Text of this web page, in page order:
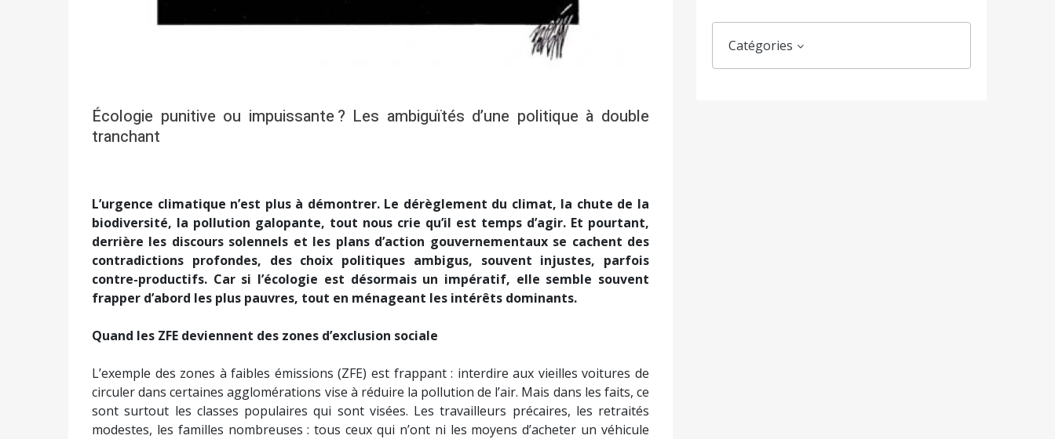
Écologie punitive ou impuissante ? Les ambiguïtés d’une politique à double
tranchant
L’urgence climatique n’est plus à démontrer. Le dérèglement du climat, la chute de la
biodiversité, la pollution galopante, tout nous crie qu’il est temps d’agir. Et pourtant,
derrière les discours solennels et les plans d’action gouvernementaux se cachent des
contradictions profondes, des choix politiques ambigus, souvent injustes, parfois
contre-productifs. Car si l’écologie est désormais un impératif, elle semble souvent
frapper d’abord les plus pauvres, tout en ménageant les intérêts dominants.
Quand les ZFE deviennent des zones d’exclusion sociale
L’exemple des zones à faibles émissions (ZFE) est frappant : interdire aux vieilles voitures de
circuler dans certaines agglomérations vise à réduire la pollution de l’air. Mais dans les faits, ce
sont surtout les classes populaires qui sont visées. Les travailleurs précaires, les retraités
modestes, les familles nombreuses : tous ceux qui n’ont ni les moyens d’acheter un véhicule
Catégories